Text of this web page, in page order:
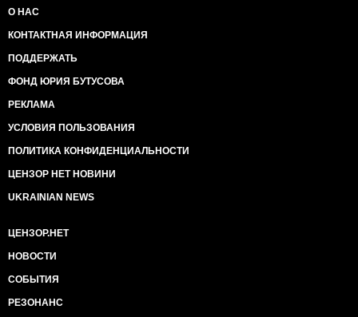
О НАС
КОНТАКТНАЯ ИНФОРМАЦИЯ
ПОДДЕРЖАТЬ
ФОНД ЮРИЯ БУТУСОВА
РЕКЛАМА
УСЛОВИЯ ПОЛЬЗОВАНИЯ
ПОЛИТИКА КОНФИДЕНЦИАЛЬНОСТИ
ЦЕНЗОР НЕТ НОВИНИ
UKRAINIAN NEWS
ЦЕНЗОР.НЕТ
НОВОСТИ
СОБЫТИЯ
РЕЗОНАНС